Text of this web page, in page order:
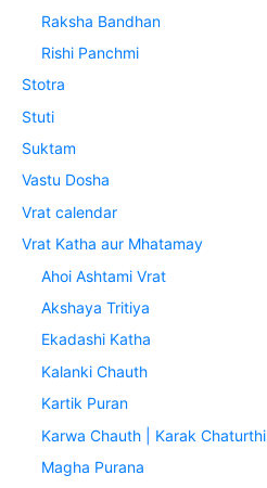
Raksha Bandhan
Rishi Panchmi
Stotra
Stuti
Suktam
Vastu Dosha
Vrat calendar
Vrat Katha aur Mhatamay
Ahoi Ashtami Vrat
Akshaya Tritiya
Ekadashi Katha
Kalanki Chauth
Kartik Puran
Karwa Chauth | Karak Chaturthi
Magha Purana